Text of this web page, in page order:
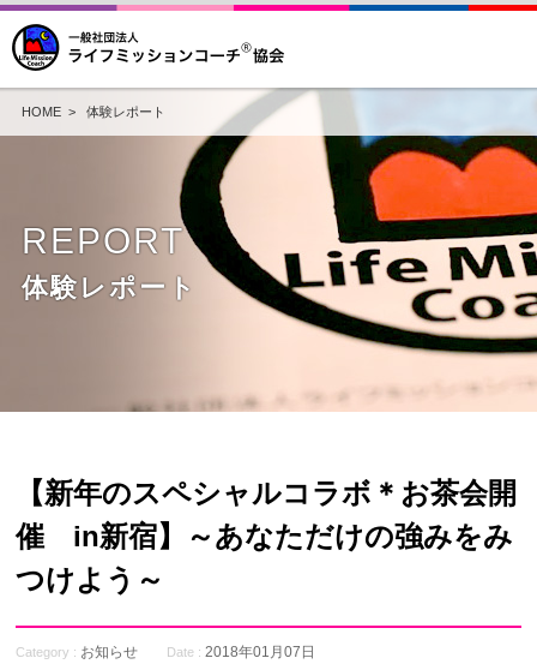
HOME> 体験レポート
REPORT
体験レポート
【新年のスペシャルコラボ＊お茶会開
催 in新宿】～あなただけの強みをみ
つけよう～
Category : お知らせ Date : 2018年01月07日